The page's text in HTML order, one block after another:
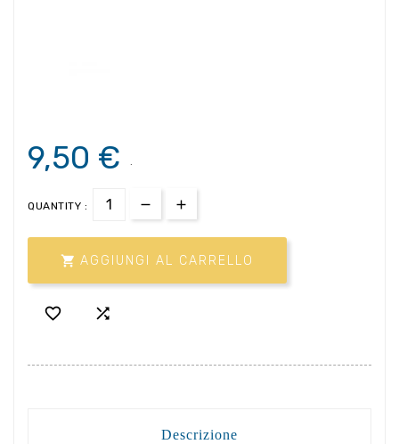
9,50 € .
QUANTITY :
 AGGIUNGI AL CARRELLO
 
Descrizione